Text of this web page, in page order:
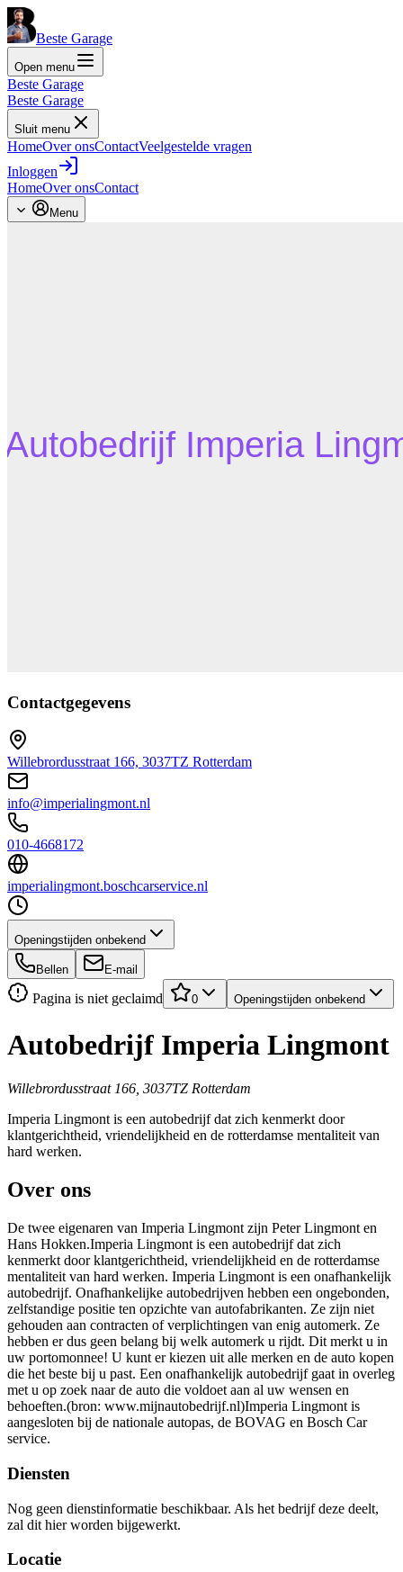
Beste Garage
Open menu
Beste Garage
Beste Garage
Sluit menu
HomeOver onsContactVeelgestelde vragen
Inloggen
HomeOver onsContact
Menu
Contactgegevens
Willebrordusstraat 166, 3037TZ Rotterdam
info@imperialingmont.nl
010-4668172
imperialingmont.boschcarservice.nl
Openingstijden onbekend
Bellen E-mail
Pagina is niet geclaimd 0 Openingstijden onbekend
Autobedrijf Imperia Lingmont
Willebrordusstraat 166, 3037TZ Rotterdam
Imperia Lingmont is een autobedrijf dat zich kenmerkt door
klantgerichtheid, vriendelijkheid en de rotterdamse mentaliteit van
hard werken.
Over ons
De twee eigenaren van Imperia Lingmont zijn Peter Lingmont en
Hans Hokken.Imperia Lingmont is een autobedrijf dat zich
kenmerkt door klantgerichtheid, vriendelijkheid en de rotterdamse
mentaliteit van hard werken. Imperia Lingmont is een onafhankelijk
autobedrijf. Onafhankelijke autobedrijven hebben een ongebonden,
zelfstandige positie ten opzichte van autofabrikanten. Ze zijn niet
gehouden aan contracten of verplichtingen van enig automerk. Ze
hebben er dus geen belang bij welk automerk u rijdt. Dit merkt u in
uw portomonnee! U kunt er kiezen uit alle merken en de auto kopen
die het beste bij u past. Een onafhankelijk autobedrijf gaat in overleg
met u op zoek naar de auto die voldoet aan al uw wensen en
behoeften.(bron: www.mijnautobedrijf.nl)Imperia Lingmont is
aangesloten bij de nationale autopas, de BOVAG en Bosch Car
service.
Diensten
Nog geen dienstinformatie beschikbaar. Als het bedrijf deze deelt,
zal dit hier worden bijgewerkt.
Locatie